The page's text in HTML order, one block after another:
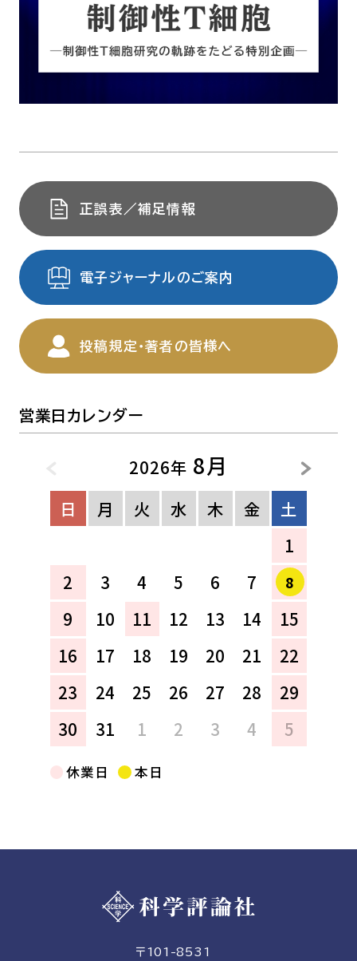
正誤表／補足情報
電子ジャーナルのご案内
投稿規定・著者の皆様へ
営業日カレンダー
2026年 8月
日 月 火 水 木 金
土
1
2
3 4 5 6 7 8
9 10 11 12 13 14
15
16
17 18 19 20 21
22
23
24 25 26 27 28
29
30
31 1 2 3 4 5
休業日 本日
〒101-8531